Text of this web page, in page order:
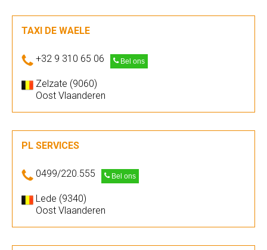
TAXI DE WAELE
+32 9 310 65 06 Bel ons
Zelzate (9060)
Oost Vlaanderen
PL SERVICES
0499/220.555 Bel ons
Lede (9340)
Oost Vlaanderen